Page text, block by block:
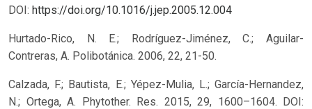
DOI: https://doi.org/10.1016/j.jep.2005.12.004
Hurtado-Rico, N. E.; Rodríguez-Jiménez, C.; Aguilar-
Contreras, A. Polibotánica. 2006, 22, 21-50.
Calzada, F.; Bautista, E.; Yépez-Mulia, L.; García-Hernandez,
N.; Ortega, A. Phytother. Res. 2015, 29, 1600–1604. DOI: